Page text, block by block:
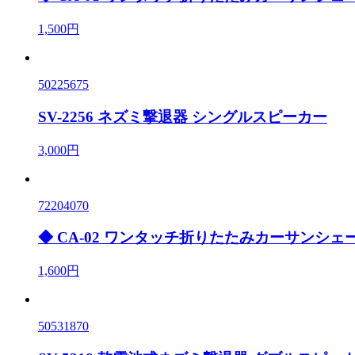
1,500円
50225675
SV-2256 ネズミ撃退器 シングルスピーカー
3,000円
72204070
◆ CA-02 ワンタッチ折りたたみカーサンシェ
1,600円
50531870